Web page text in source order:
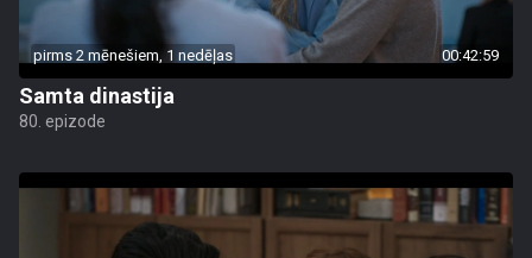
pirms 2 mēnešiem, 1 nedēļas 00:42:59
Samta dinastija
80. epizode